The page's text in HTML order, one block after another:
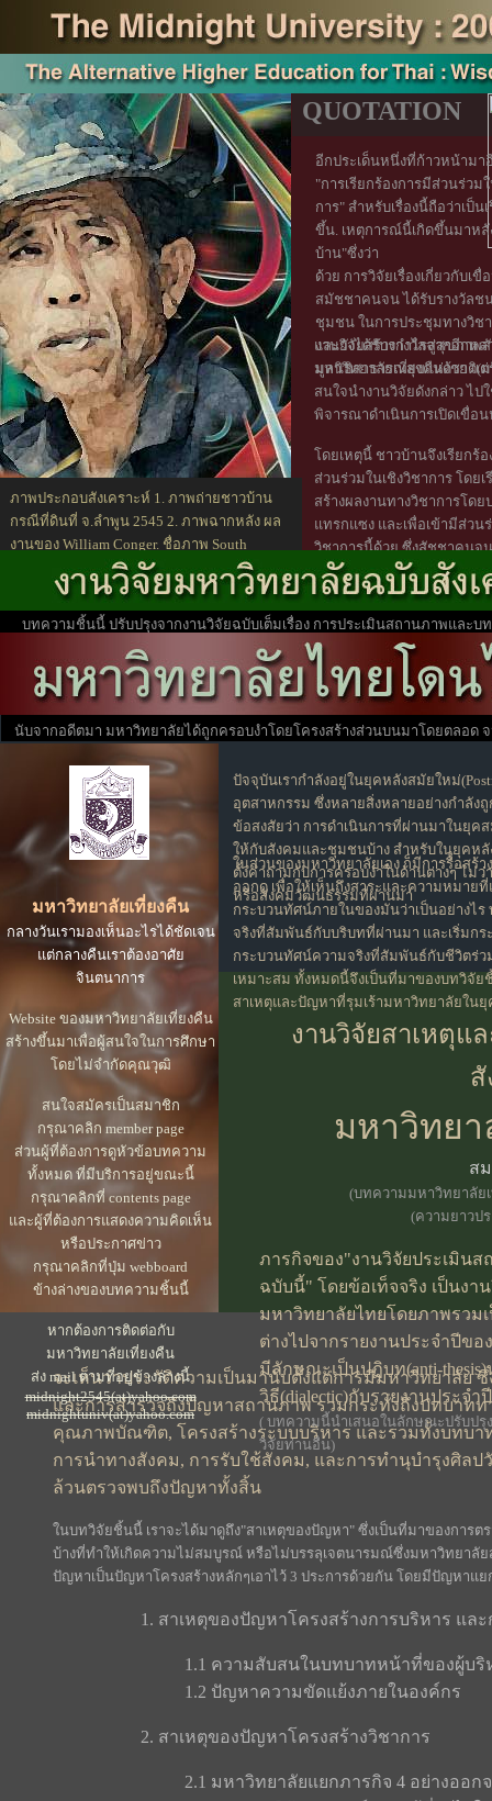
จะเห็นว่าประวัติความเป็นมานับตั้งแต่การมีมหาวิทยาลัย
และการสำรวจถึงปัญหาสถานภาพ รวมกระทั่งถึงบทบาทท
คุณภาพบัณฑิต, โครงสร้างระบบบริหาร และรวมทั้งบทบ
การนำทางสังคม, การรับใช้สังคม, และการทำนุบำรุงศิล
ล้วนตรวจพบถึงปัญหาทั้งสิ้น
ในบทวิจัยชิ้นนี้ เราจะได้มาดูถึง"สาเหตุของปัญหา" ซึ่งเป็นที่มาของการ
บ้างที่ทำให้เกิดความไม่สมบูรณ์ หรือไม่บรรลุเจตนารมณ์ซึ่งมหาวิทยาลั
ปัญหาเป็นปัญหาโครงสร้างหลักๆเอาไว้ 3 ประการด้วยกัน โดยมีปัญหาแ
1. สาเหตุของปัญหาโครงสร้างการบริหาร แล
1.1 ความสับสนในบทบาทหน้าที่ของผู้บริ
1.2 ปัญหาความขัดแย้งภายในองค์กร
2. สาเหตุของปัญหาโครงสร้างวิชาการ
2.1 มหาวิทยาลัยแยกภารกิจ 4 อย่างออก
QUOTATION
อีกประเด็นหนึ่งที่ก้าวหน้าม
"การเรียกร้องการมีส่วนร่วม
การ" สำหรับเรื่องนี้ถือว่าเป็น
ขึ้น. เหตุการณ์นี้เกิดขึ้นมาหลั
บ้าน"ซึ่งว่า
ด้วย การวิจัยเรื่องเกี่ยวกับเ
สมัชชาคนจน ได้รับรางวัลช
ชุมชน ในการประชุมทางวิช
งานวิจัยสร้างกำไรสู่สุขภาพ
มูลนิธิสาธารณสุขแห่งชาติ(
และยังได้รับรางวัลจากอีกห
มหาวิทยาลัยเที่ยงคืนด้วย แ
สนใจนำงานวิจัยดังกล่าว ไป
พิจารณาดำเนินการเปิดเขื่อ
โดยเหตุนี้ ชาวบ้านจึงเรียกร้อ
ส่วนร่วมในเชิงวิชาการ โดย
สร้างผลงานทางวิชาการโด
แทรกแซง และเพื่อเข้ามีส่วน
วิชาการนี้ด้วย ซึ่งสัชชาคนจ
"เสรีภาพทางวิชาการ เป็นเส
มหาวิทยาลัย หรือเป็นเสรีภ
เจ้าของมหาวิทยาลัย" คำถา
มาพิจารณาอย่างยิ่ง
ภาพประกอบสังเคราะห์ 1. ภาพถ่ายชาวบ้าน
กรณีที่ดินที่ จ.ลำพูน 2545 2. ภาพฉากหลัง ผล
งานของ William Conger. ชื่อภาพ South
Beach, ค.ศ. 1985
บทความชิ้นนี้ ปรับปรุงจากงานวิจัยฉบับเต็มเรื่อง การประเมินสถานภาพและ
ประเทศไทย 2546
นับจากอดีตมา มหาวิทยาลัยได้ถูกครอบงำโดยโครงสร้างส่วนบนมาโดยตลอด
ภารกิจของตนได้บางส่วนเท่านั้น
มหาวิทยาลัยเที่ยงคืน
กลางวันเรามองเห็นอะไรได้ชัดเจน
แต่กลางคืนเราต้องอาศัย
จินตนาการ
Website ของมหาวิทยาลัยเที่ยงคืน
สร้างขึ้นมาเพื่อผู้สนใจในการศึกษา
โดยไม่จำกัดคุณวุฒิ
สนใจสมัครเป็นสมาชิก
กรุณาคลิก member page
ส่วนผู้ที่ต้องการดูหัวข้อบทความ
ทั้งหมด ที่มีบริการอยู่ขณะนี้
กรุณาคลิกที่ contents page
และผู้ที่ต้องการแสดงความคิดเห็น
หรือประกาศข่าว
กรุณาคลิกที่ปุ่ม webboard
ข้างล่างของบทความชิ้นนี้
หากต้องการติดต่อกับ
มหาวิทยาลัยเที่ยงคืน
ส่ง mail ตามที่อยู่ข้างล่างนี้
midnight2545(at)yahoo.com
midnightuniv(at)yahoo.com
ปัจจุบันเรากำลังอยู่ในยุคหลังสมัยใหม่
อุตสาหกรรม ซึ่งหลายสิ่งหลายอย่างกำลัง
ข้อสงสัยว่า การดำเนินการที่ผ่านมาในยุค
ให้กับสังคมและชุมชนบ้าง สำหรับในยุคห
ตั้งคำถามกับการครอบงำในด้านต่างๆ ไม่ว่
หรือสังคมวัฒนธรรมที่ผ่านมา
ในส่วนของมหาวิทยาลัยเอง ก็มีการรื้อสร้า
ออกดู เพื่อให้เห็นถึงสาระและความหมาย
กระบวนทัศน์ภายในของมันว่าเป็นอย่างไ
จริงที่สัมพันธ์กับบริบทที่ผ่านมา และเริ่มกร
กระบวนทัศน์ความจริงที่สัมพันธ์กับชีวิตร่
เหมาะสม ทั้งหมดนี้จึงเป็นที่มาของบทวิจั
สาเหตุและปัญหาที่รุมเร้ามหาวิทยาลัยในยุ
งานวิจัยสาเหตุแ
สั
มหาวิทย
ส
(บทความมหาวิทยาลัย
(ความยาวป
ภารกิจของ"งานวิจัยประเมิน
ฉบับนี้" โดยข้อเท็จจริง เป็นง
มหาวิทยาลัยไทยโดยภาพรวม
ต่างไปจากรายงานประจำปีข
มีลักษณะเป็นปฏิบท(anti-
วิธี(dialectic)กับรายงานประจ
( บทความนี้นำเสนอในลักษณะปรับปรุ
วิจัยท่านอื่น)